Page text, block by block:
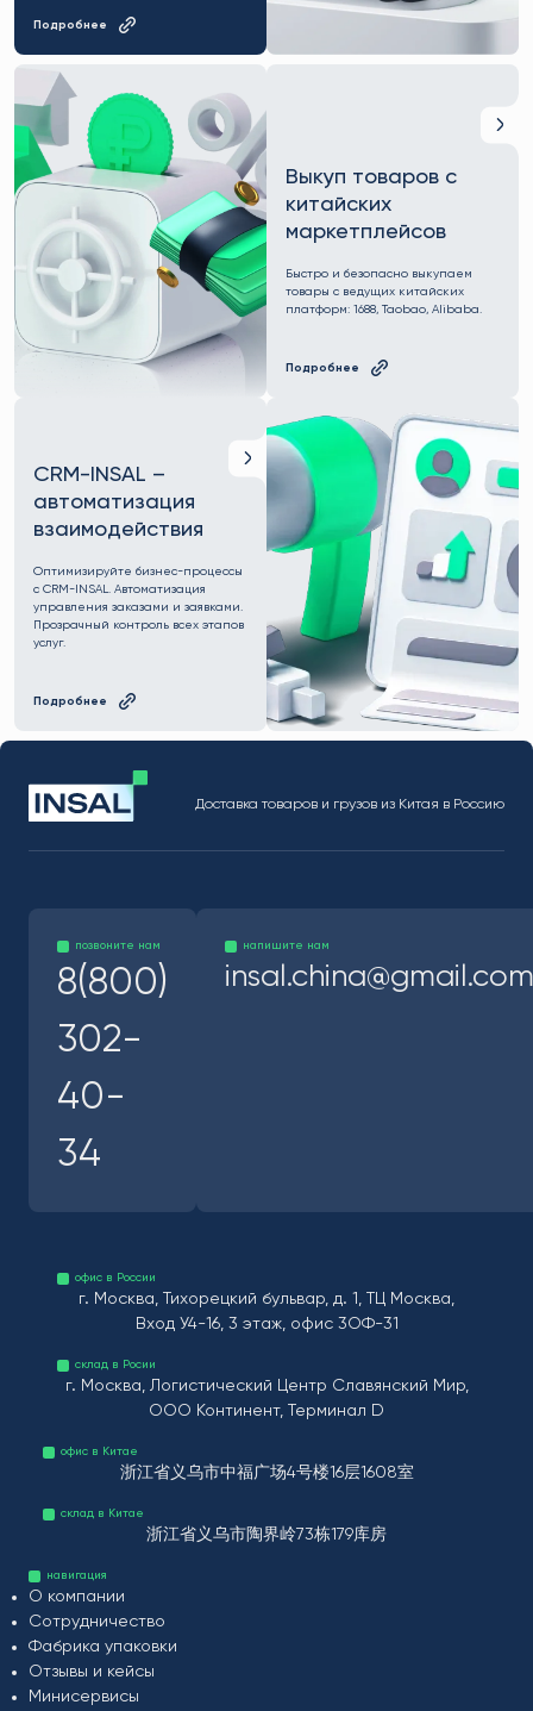
Подробнее
Выкуп товаров с
китайских
маркетплейсов
Быстро и безопасно выкупаем
товары с ведущих китайских
платформ: 1688, Taobao, Alibaba.
Подробнее
CRM-INSAL –
автоматизация
взаимодействия
Оптимизируйте бизнес-процессы
с CRM-INSAL. Автоматизация
управления заказами и заявками.
Прозрачный контроль всех этапов
услуг.
Подробнее
Доставка товаров и грузов из Китая в Россию
позвоните нам
8(800)
302-
40-
34
напишите нам
insal.china@gmail.com
офис в России
г. Москва, Тихорецкий бульвар, д. 1, ТЦ Москва,
Вход У4-16, 3 этаж, офис 3ОФ-31
склад в Росии
г. Москва, Логистический Центр Славянский Мир,
ООО Континент, Терминал D
офис в Китае
浙江省义乌市中福广场4号楼16层1608室
склад в Китае
浙江省义乌市陶界岭73栋179库房
навигация
О компании
Сотрудничество
Фабрика упаковки
Отзывы и кейсы
Минисервисы